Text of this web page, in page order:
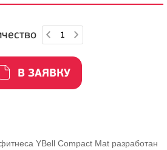
В ЗАЯВКУ
YBell Compact Mat разработан